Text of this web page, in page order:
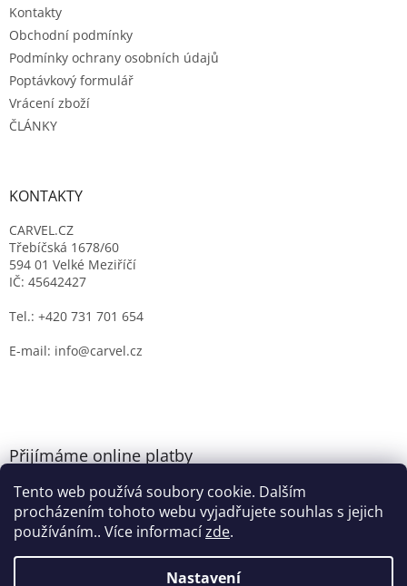
Tento web používá soubory cookie. Dalším
procházením tohoto webu vyjadřujete souhlas s jejich
používáním.. Více informacízde.
Nastavení
Kontakty
Obchodní podmínky
Podmínky ochrany osobních údajů
Poptávkový formulář
Vrácení zboží
ČLÁNKY
KONTAKTY
CARVEL.CZ
Třebíčská 1678/60
594 01 Velké Meziříčí
IČ: 45642427
Tel.: +420 731 701 654
E-mail: info@carvel.cz
Přijímáme online platby
Vytvořil Shoptet